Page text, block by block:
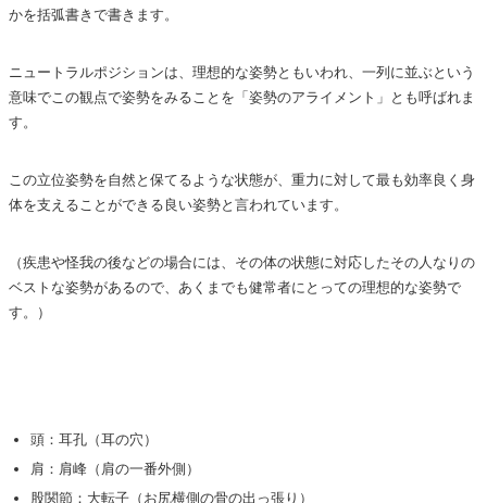
かを括弧書きで書きます。
ニュートラルポジションは、理想的な姿勢ともいわれ、一列に並ぶという
意味でこの観点で姿勢をみることを「姿勢のアライメント」とも呼ばれま
す。
この立位姿勢を自然と保てるような状態が、重力に対して最も効率良く身
体を支えることができる良い姿勢と言われています。
（疾患や怪我の後などの場合には、その体の状態に対応したその人なりの
ベストな姿勢があるので、あくまでも健常者にとっての理想的な姿勢で
す。）
頭：耳孔（耳の穴）
肩：肩峰（肩の一番外側）
股関節：大転子（お尻横側の骨の出っ張り）